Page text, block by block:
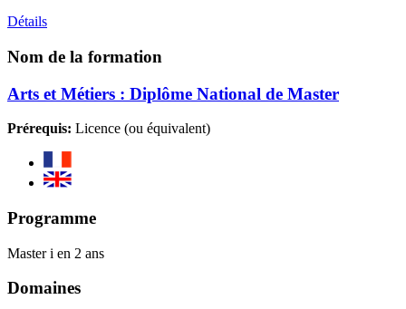
Détails
Nom de la formation
Arts et Métiers : Diplôme National de Master
Prérequis: Licence (ou équivalent)
Programme
Master i en 2 ans
Domaines